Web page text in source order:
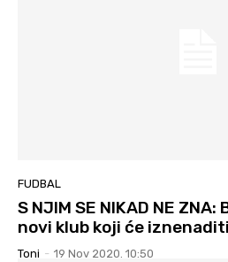
FUDBAL
S NJIM SE NIKAD NE
novi klub koji će
Toni - 19 Nov 2020. 10:50